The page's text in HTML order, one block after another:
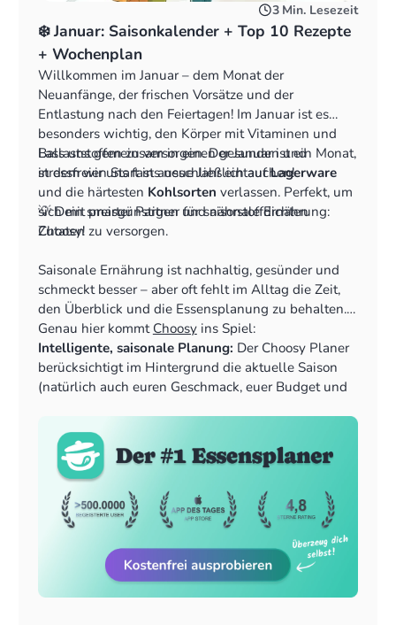
3 Min. Lesezeit
❄️ Januar: Saisonkalender + Top 10 Rezepte
+ Wochenplan
Willkommen im Januar – dem Monat der
Neuanfänge, der frischen Vorsätze und der
Entlastung nach den Feiertagen! Im Januar ist es
besonders wichtig, den Körper mit Vitaminen und
Ballaststoffen zu versorgen. Der Januar ist ein Monat,
in dem wir uns fast ausschließlich aufLagerware
und die härtesten Kohlsorten verlassen. Perfekt, um
sich mit preisgünstigen und nährstoffdichten
Zutaten zu versorgen.
Lass uns gemeinsam in einen gesunden und
stressfreien Start ins neue Jahr eintauchen!
💡 Dein smarter Partner für saisonale Ernährung:
Choosy!
Saisonale Ernährung ist nachhaltig, gesünder und
schmeckt besser – aber oft fehlt im Alltag die Zeit,
den Überblick und die Essensplanung zu behalten.
Genau hier kommt Choosyins Spiel:
Intelligente, saisonale Planung: Der Choosy Planer
berücksichtigt im Hintergrund die aktuelle Saison
(natürlich auch euren Geschmack, euer Budget und
automatisch und ohne Aufwand saisonal.
Smartes Vorratsmanagement und Alternativen:Du
hast eine bestimmte Kohlsorte oder ein anderes
Wintergemüse zu Hause? Choosy ermöglicht es dir,
Alternativen wie verschiedene Kohlsorten (Wirsing
statt Chinakohl) oder Wurzelgemüse für bestimmte
Zutaten zu hinterlegen. Der Planer wählt beim
Vorschlagen von Rezepten dann automatisch zuerst
die Zutat, die du bereits zu Hause hast. Das reduziert